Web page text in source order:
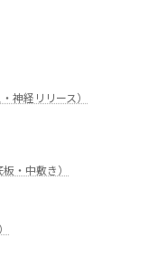
神経リリース）
・中敷き）